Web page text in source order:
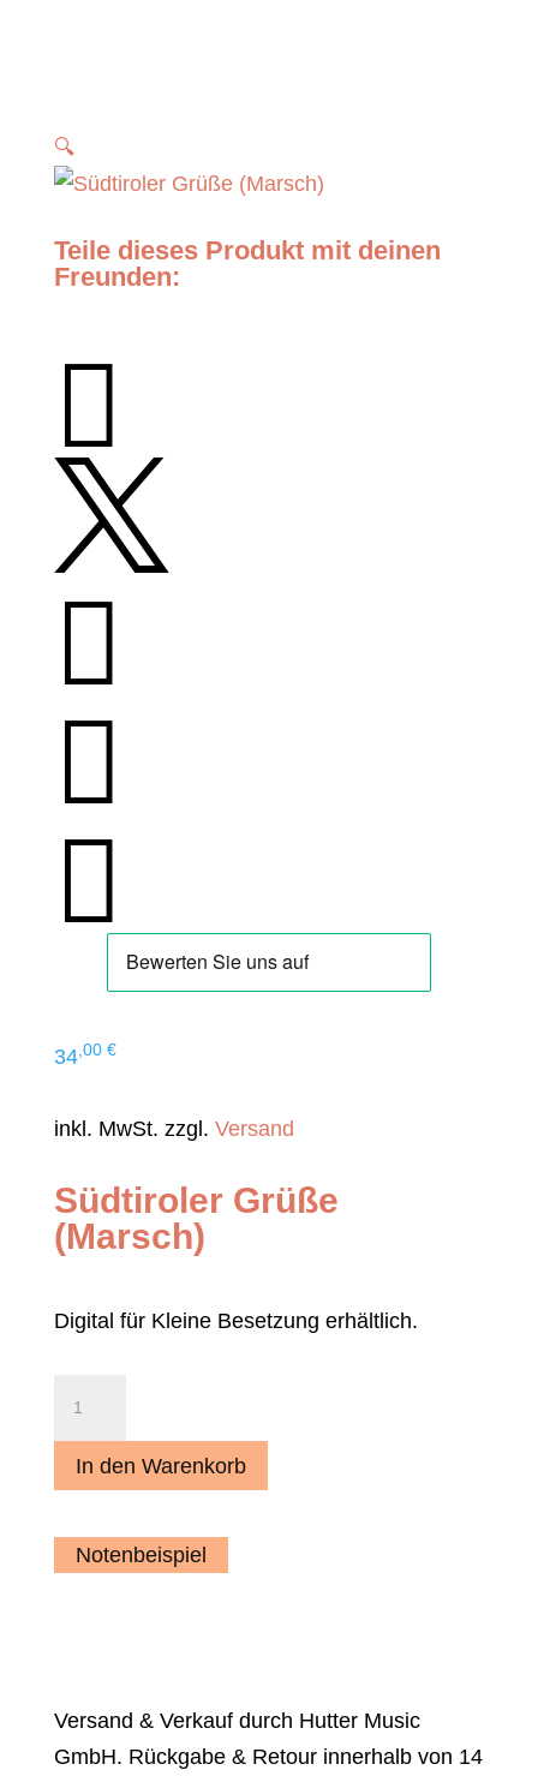
🔍
Teile dieses Produkt mit deinen
Freunden:





34 ,00 €
inkl. MwSt. zzgl. Versand
Südtiroler Grüße
(Marsch)
Digital für Kleine Besetzung erhältlich.
(Marsch)
In den Warenkorb
Notenbeispiel
Versand & Verkauf durch Hutter Music
GmbH. Rückgabe & Retour innerhalb von 14